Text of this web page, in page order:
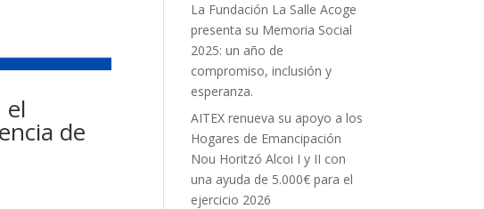
el
de
La Fundación La Salle Acoge
presenta su Memoria Social
2025: un año de
compromiso, inclusión y
esperanza.
AITEX renueva su apoyo a los
Hogares de Emancipación
Nou Horitzó Alcoi I y II con
una ayuda de 5.000€ para el
ejercicio 2026